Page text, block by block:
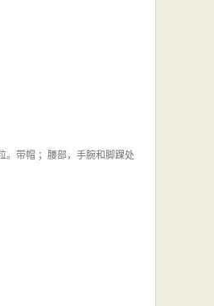
。带帽 ；腰部，手腕和脚踝处